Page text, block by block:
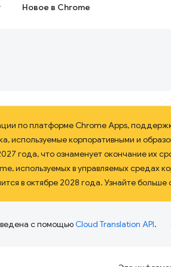
Новое в Chrome
по платформе Chrome Apps,
используемые корпоративными и
года, что ознаменует окончание их
используемых в управляемых средах
в октябре 2028 года. Узнайте больше
с помощьюCloud Translation API.